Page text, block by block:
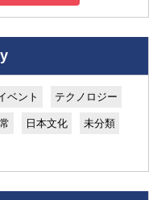
ベント テクノロジー
日本文化 未分類